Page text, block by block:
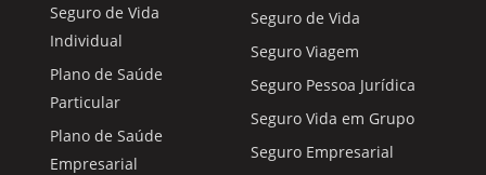
Seguro de Vida
Individual
Plano de Saúde
Particular
Plano de Saúde
Empresarial
Seguro de Vida
Seguro Viagem
Seguro Pessoa Jurídica
Seguro Vida em Grupo
Seguro Empresarial